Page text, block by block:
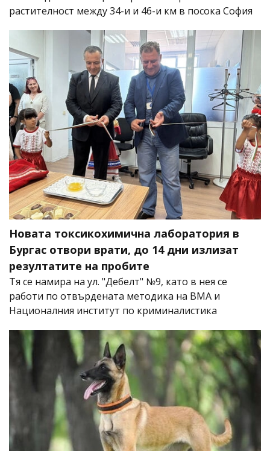
растителност между 34-и и 46-и км в посока София
Новата токсикохимична лаборатория в
Бургас отвори врати, до 14 дни излизат
резултатите на пробите
Тя се намира на ул. "Дебелт" №9, като в нея се
работи по отвърдената методика на ВМА и
Националния институт по криминалистика